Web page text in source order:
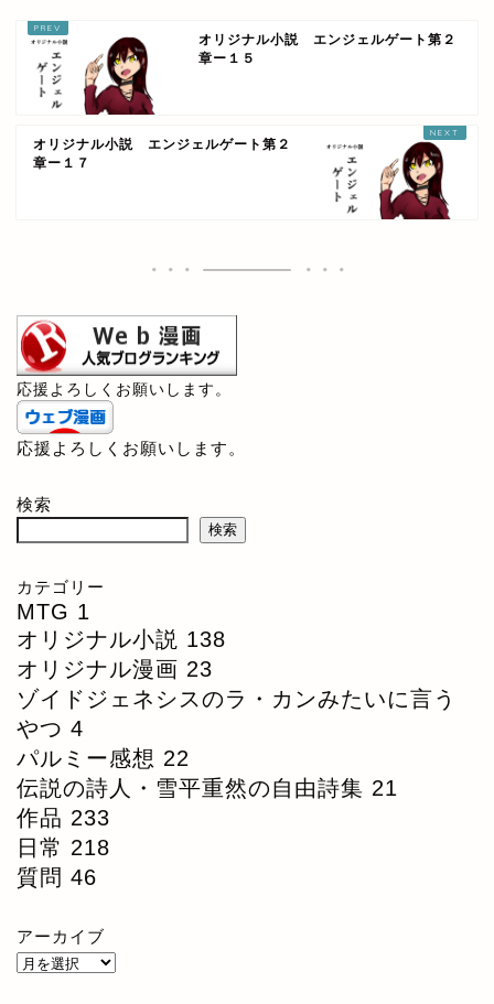
オリジナル小説 エンジェルゲート第２
章ー１５
オリジナル小説 エンジェルゲート第２
章ー１７
応援よろしくお願いします。
応援よろしくお願いします。
検索
検索
カテゴリー
MTG 1
オリジナル小説 138
オリジナル漫画 23
ゾイドジェネシスのラ・カンみたいに言う
やつ 4
パルミー感想 22
伝説の詩人・雪平重然の自由詩集 21
作品 233
日常 218
質問 46
アーカイブ